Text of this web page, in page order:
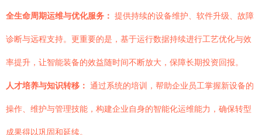
全生命周期运维与优化服务： 提供持续的设备维护、软件升级、故障
诊断与远程支持。更重要的是，基于运行数据持续进行工艺优化与效
率提升，让智能装备的效益随时间不断放大，保障长期投资回报。
人才培养与知识转移： 通过系统的培训，帮助企业员工掌握新设备的
操作、维护与管理技能，构建企业自身的智能化运维能力，确保转型
成果得以巩固和延续。